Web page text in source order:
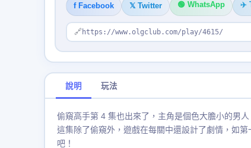
f Facebook 𝕏 Twitter 🟢 WhatsApp ✈️
🔗 https://www.olgclub.com/play/4615/
說明 玩法
偷窺高手第 4 集也出來了，主角是個色大膽小的男
這集除了偷窺外，遊戲在每關中還設計了劇情，如
吧！